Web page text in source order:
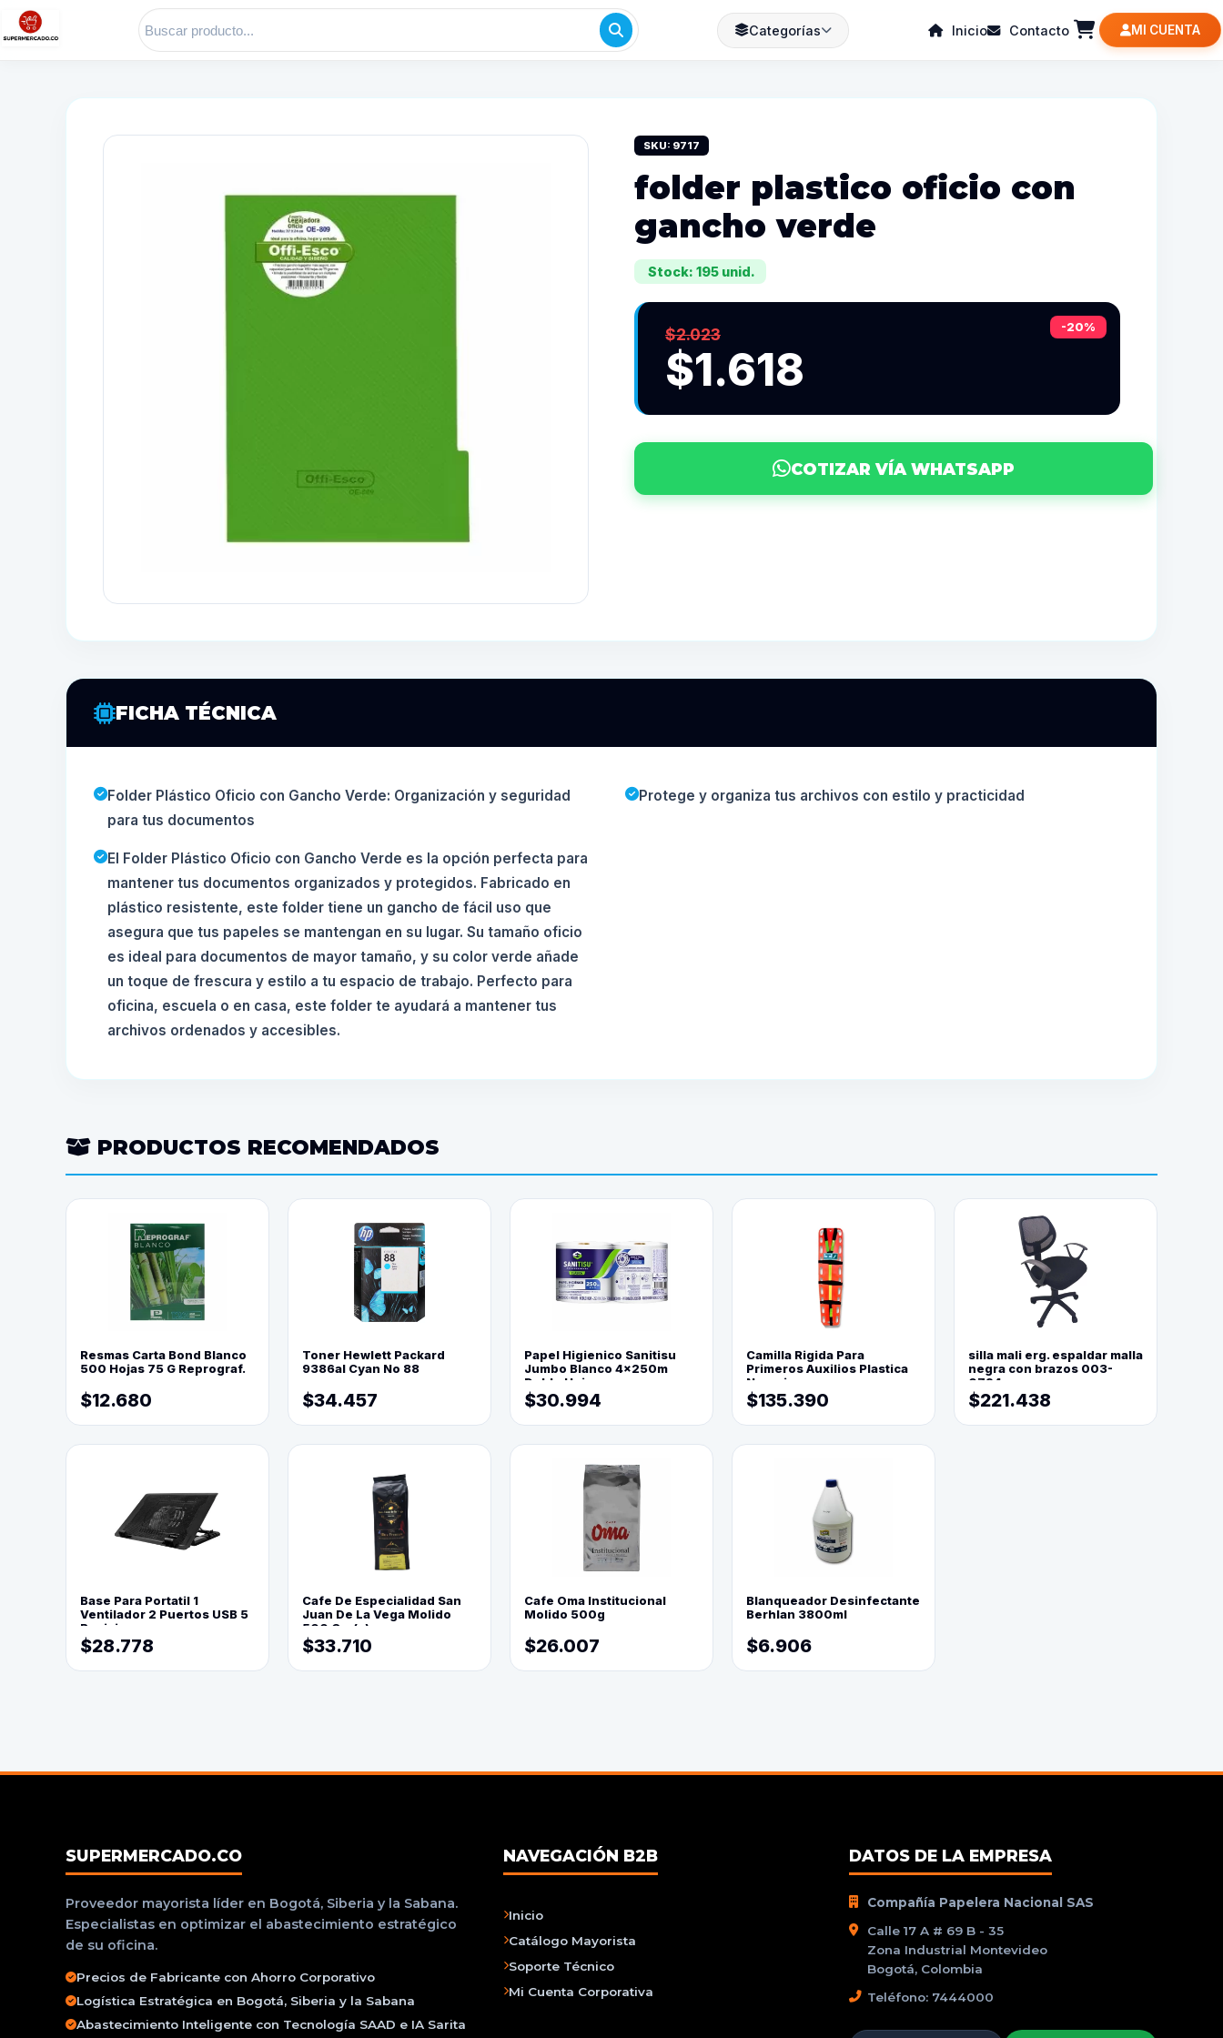
Categorías Inicio Contacto MI CUENTA
SKU: 9717
folder plastico oficio con
gancho verde
Stock: 195 unid.
-20%
$2.023
$1.618
COTIZAR VÍA WHATSAPP
FICHA TÉCNICA
Folder Plástico Oficio con Gancho Verde: Organización y seguridad
para tus documentos
Protege y organiza tus archivos con estilo y practicidad
El Folder Plástico Oficio con Gancho Verde es la opción perfecta para
mantener tus documentos organizados y protegidos. Fabricado en
plástico resistente, este folder tiene un gancho de fácil uso que
asegura que tus papeles se mantengan en su lugar. Su tamaño oficio
es ideal para documentos de mayor tamaño, y su color verde añade
un toque de frescura y estilo a tu espacio de trabajo. Perfecto para
oficina, escuela o en casa, este folder te ayudará a mantener tus
archivos ordenados y accesibles.
PRODUCTOS RECOMENDADOS
Resmas Carta Bond Blanco
500 Hojas 75 G Reprograf.
$12.680
Toner Hewlett Packard
9386al Cyan No 88
$34.457
Papel Higienico Sanitisu
Jumbo Blanco 4x250m
Doble Hoja
$30.994
Camilla Rigida Para
Primeros Auxilios Plastica
Naranja
$135.390
silla mali erg. espaldar malla
negra con brazos 003-
0794
$221.438
Base Para Portatil 1
Ventilador 2 Puertos USB 5
Posiciones
$28.778
Cafe De Especialidad San
Juan De La Vega Molido
500 Grs(=)
$33.710
Cafe Oma Institucional
Molido 500g
$26.007
Blanqueador Desinfectante
Berhlan 3800ml
$6.906
SUPERMERCADO.CO
Proveedor mayorista líder en Bogotá, Siberia y la Sabana.
Especialistas en optimizar el abastecimiento estratégico
de su oficina.
Precios de Fabricante con Ahorro Corporativo
Logística Estratégica en Bogotá, Siberia y la Sabana
Abastecimiento Inteligente con Tecnología SAAD e IA Sarita
NAVEGACIÓN B2B
Inicio
Catálogo Mayorista
Soporte Técnico
Mi Cuenta Corporativa
DATOS DE LA EMPRESA
Compañía Papelera Nacional SAS
Calle 17 A # 69 B - 35
Zona Industrial Montevideo
Bogotá, Colombia
Teléfono: 7444000